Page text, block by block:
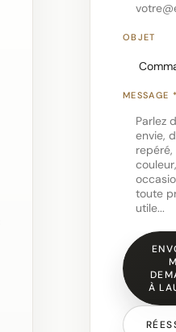
OBJET
MESSAGE
À